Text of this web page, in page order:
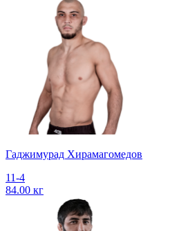
Гаджимурад Хирамагомедов
11-4
84.00 кг